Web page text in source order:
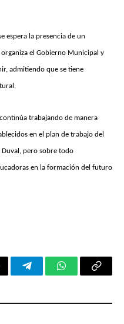
espera la presencia de un
el Gobierno Municipal y
admitiendo que se tiene
trabajando de manera
en el plan de trabajo del
Duval, pero sobre todo
en la formación del futuro
TelegramWhatsApp
Copy